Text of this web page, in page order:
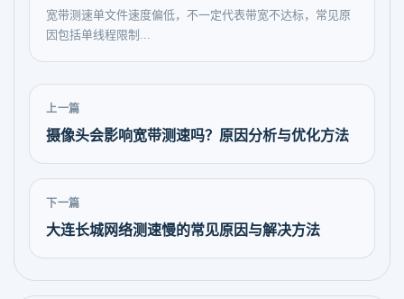
宽带测速单文件速度偏低，不一定代表带宽不达标，常见原
因包括单线程限制...
上一篇
摄像头会影响宽带测速吗？原因分析与优化方法
下一篇
大连长城网络测速慢的常见原因与解决方法